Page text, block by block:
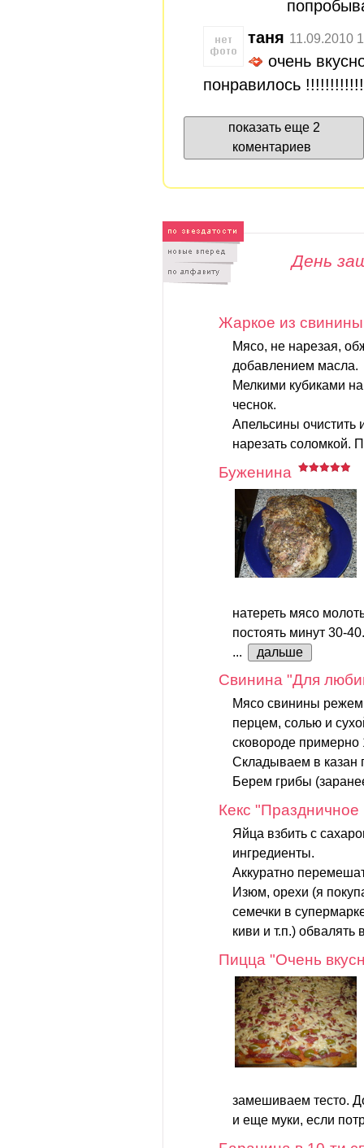
таня 11.09.2010
очень
понравилось
показать еще 2
коментариев
День
Жаркое из свинины
Мясо, не нарезая,
добавлением масла.
Мелкими кубиками
чеснок.
Апельсины очистить
нарезать соломкой.
Буженина
натереть мясо
постоять минут 30-40.
...
дальше
Cвинина "Для
Мясо свинины режем
перцем, солью и
сковороде примерно
Складываем в казан
Берем грибы
Кекс
Яйца взбить с
ингредиенты.
Аккуратно
Изюм, орехи (я
семечки в
киви и т.п.) обвалять
Пицца "Очень
замешиваем тесто.
и еще муки, если